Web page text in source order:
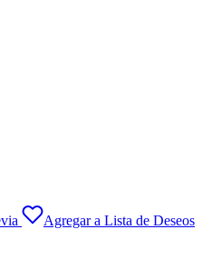
Agregar a Lista de Deseos